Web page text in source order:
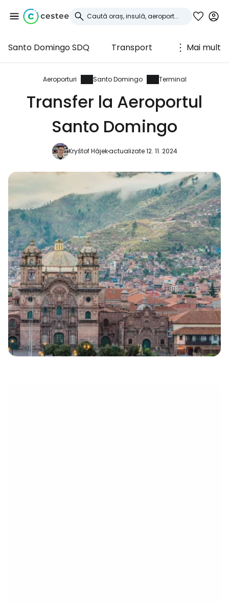
Santo Domingo SDQ Transport Mai mult
Aeroporturi Santo Domingo Terminal
Transfer la Aeroportul
Santo Domingo
Kryštof Hájekactualizate 12. 11. 2024
Conectați-vă la
Cestee
... comunitatea mondială a călătorilor
Continuați cu Google
Continuați cu Facebook
Continuați cu e-mailul